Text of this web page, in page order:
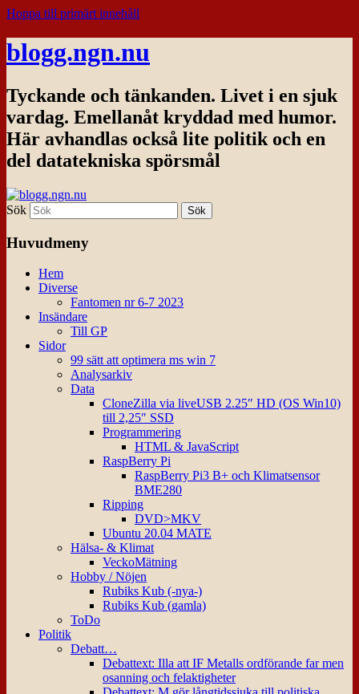
Hoppa till primärt innehåll
blogg.ngn.nu
Tyckande och tänkanden. Livet i en sjuk
vardag. Emellanåt kryddad med humor.
Här avhandlas också lite politik och en
del datatekniska spörsmål
Sök
Huvudmeny
Hem
Diverse
Fantomen nr 6-7 2023
Insändare
Till GP
Sidor
99 sätt att optimera ms win 7
Analysarkiv
Data
CloneZilla via liveUSB 2.25″ HD (OS Win10)
till 2,25″ SSD
Programmering
HTML & JavaScript
RaspBerry Pi
RaspBerry Pi3 B+ och Klimatsensor
BME280
Ripping
DVD>MKV
Ubuntu 20.04 MATE
Hälsa- & Klimat
VeckoMätning
Hobby / Nöjen
Rubiks Kub (-nya-)
Rubiks Kub (gamla)
ToDo
Politik
Debatt…
Debattext: Illa att IF Metalls ordförande far men
osanning och felaktigheter